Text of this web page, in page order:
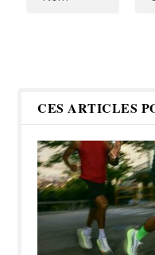
CES ARTICLES